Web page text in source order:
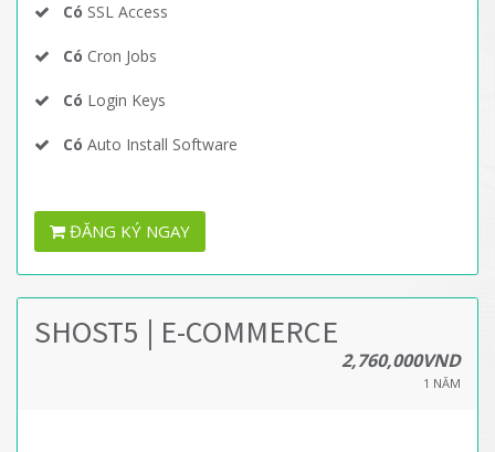
Có SSL Access
Có Cron Jobs
Có Login Keys
Có Auto Install Software
ĐĂNG KÝ NGAY
SHOST5 | E-COMMERCE
2,760,000VND
1 NĂM